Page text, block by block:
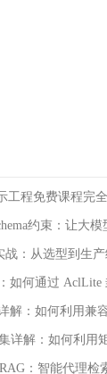
工程免费课程完
约束：让大
战：从选型到生
如何通过
解：如何利用兼
详解：如何利用
：智能代理